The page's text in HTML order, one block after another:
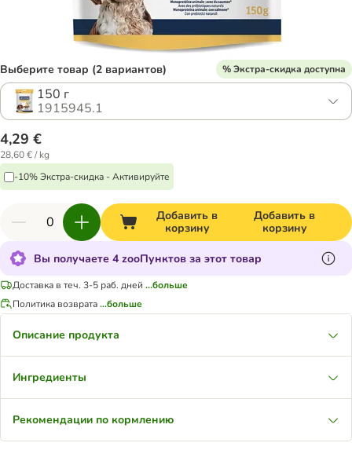
Выберите товар (2 вариантов) % Экстра-скидка доступна
150 г
1915945.1
4,29 €
28,60 € / kg
-10% Экстра-скидка - Активируйте
Добавить в
корзину
Добавить в
корзину
Вы получаете 4 zooПунктов за этот товар
Доставка в теч. 3-5 раб. дней ...больше
Политика возврата...больше
Описание продукта
Ингредиенты
Рекомендации по кормлению